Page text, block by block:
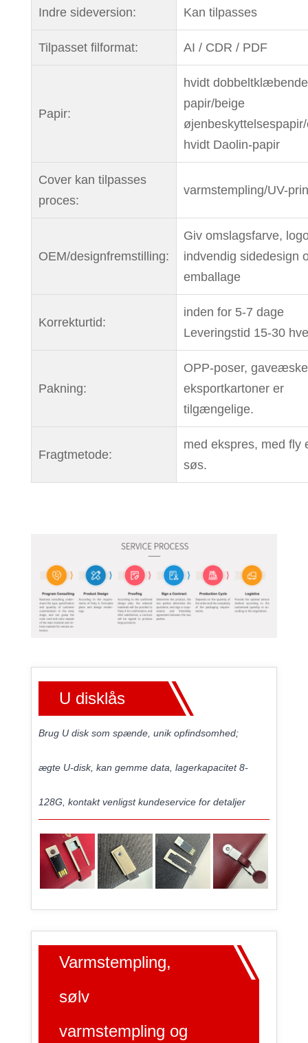
Indre sideversion: Kan tilpasses
Tilpasset filformat: AI / CDR / PDF
Papir:
hvidt dobbeltklæbende
papir/beige
hvidt Daolin-papir
Cover kan tilpasses
proces:
varmstempling/UV-
OEM/designfremstilling:
Giv omslagsfarve,
indvendig sidedesign
emballage
Korrekturtid:
inden for 5-7 dage
Leveringstid 15-30
Pakning:
OPP-poser,
eksportkartoner er
tilgængelige.
Fragtmetode:
med ekspres, med fly
søs.
U disklås
Brug U disk som spænde, unik opfindsomhed;
ægte U-disk, kan gemme data, lagerkapacitet 8-
128G, kontakt venligst kundeservice for detaljer
Varmstempling,
sølv
varmstempling og